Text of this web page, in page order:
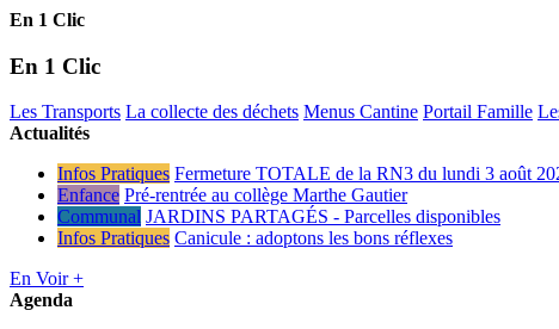
En 1 Clic
En 1 Clic
Les Transports La collecte des déchets Menus Cantine Portail Famille
Actualités
Infos Pratiques Fermeture TOTALE de la RN3 du lundi 3 août
Enfance Pré-rentrée au collège Marthe Gautier
Communal JARDINS PARTAGÉS - Parcelles disponibles
Infos Pratiques Canicule : adoptons les bons réflexes
En Voir +
Agenda